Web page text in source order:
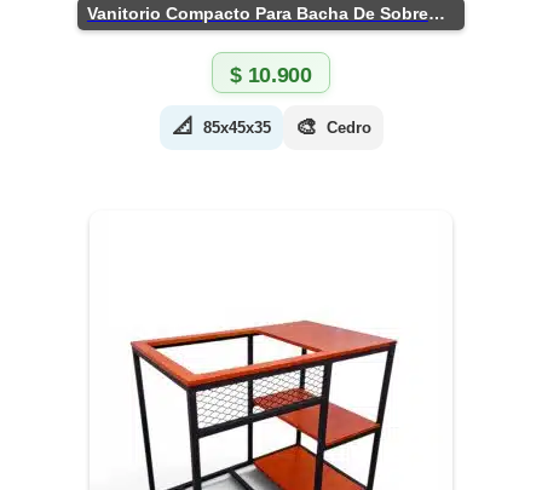
Vanitorio Compacto Para Bacha De Sobreponer
$10.900
📐 85x45x35 🎨 Cedro